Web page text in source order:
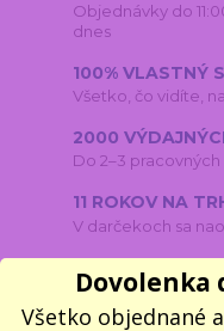
Objednávky do
dnes
100% VLASTNÝ
Všetko, čo vidíte,
2000
Do 2–3
11 ROKOV NA
V darčekoch sa
Dovolenka
Všetko objednané